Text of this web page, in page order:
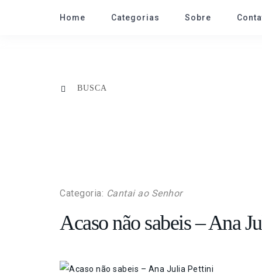
Home Categorias Sobre
Categoria: Cantai ao Senhor
Acaso não sabeis – Ana